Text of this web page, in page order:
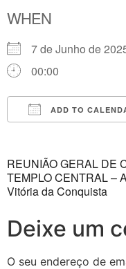
WHEN
7 de Junho de
00:00
ADD TO
REUNIÃO GERAL DE
TEMPLO CENTRAL –
Vitória da Conquista
Deixe um
O seu endereço de